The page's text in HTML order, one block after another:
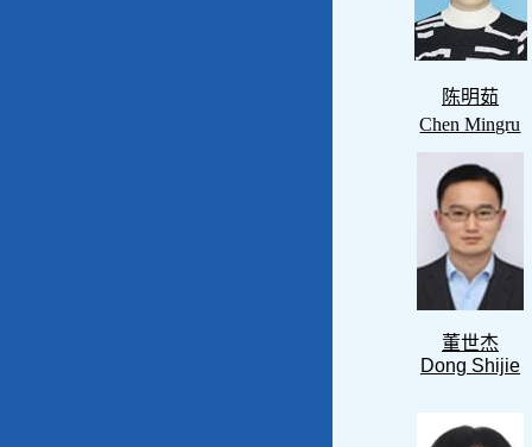
陈明茹
Chen Mingru
董世杰
Dong Shijie